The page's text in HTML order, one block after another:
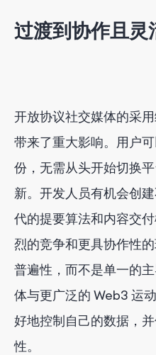
过渡到协作且灵
开放协议社交媒体的采
带来了重大影响。用户
份，无需从头开始切换
新。开发人员有机会创
代的提要算法和内容交
烈的竞争和更具协作性
普遍性，而不是单一的
体与更广泛的 Web3 运
好地控制自己的数据，
性。